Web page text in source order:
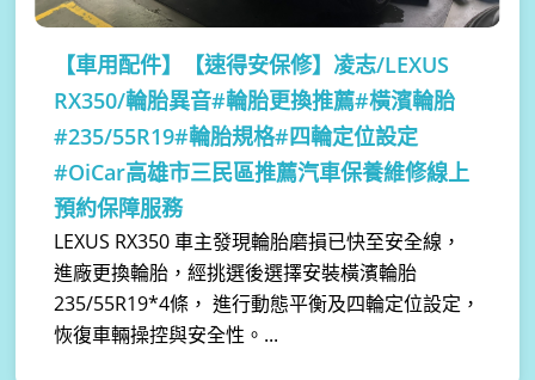
【車用配件】
【速得安保修】凌志/LEXUS
RX350/輪胎異音#輪胎更換推薦#橫濱輪胎
#235/55R19#輪胎規格#四輪定位設定
#OiCar高雄市三民區推薦汽車保養維修線上
預約保障服務
LEXUS RX350 車主發現輪胎磨損已快至安全線，
進廠更換輪胎，經挑選後選擇安裝橫濱輪胎
235/55R19*4條， 進行動態平衡及四輪定位設定，
恢復車輛操控與安全性。...